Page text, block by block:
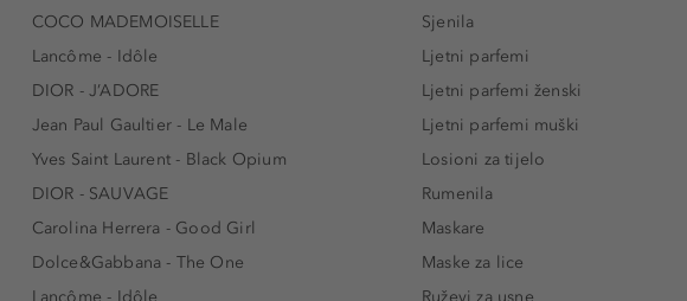
COCO MADEMOISELLE
Lancôme - Idôle
DIOR - J’ADORE
Jean Paul Gaultier - Le Male
Yves Saint Laurent - Black Opium
DIOR - SAUVAGE
Carolina Herrera - Good Girl
Dolce&Gabbana - The One
Sjenila
Ljetni parfemi
Ljetni parfemi ženski
Ljetni parfemi muški
Losioni za tijelo
Rumenila
Maskare
Maske za lice